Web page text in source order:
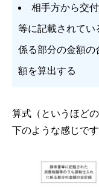
相手方から交
等に記載されてい
係る部分の金額の
額を算出する
算式（というほど
下のような感じです